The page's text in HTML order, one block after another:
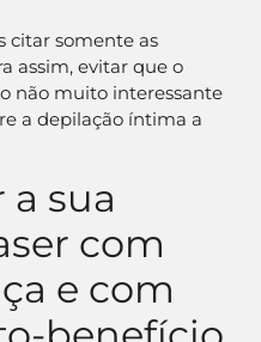
citar somente as
assim, evitar que o
não muito interessante
a depilação íntima a
a sua
com
e com